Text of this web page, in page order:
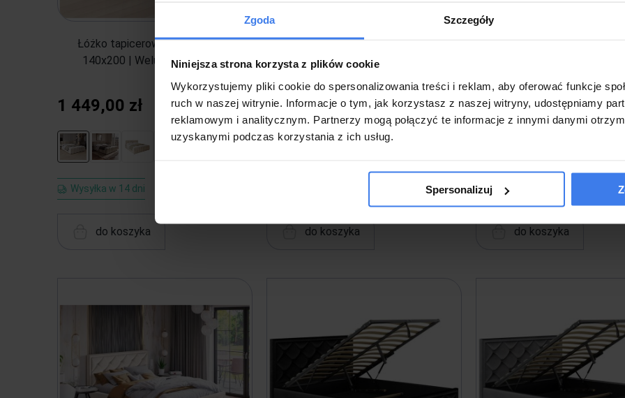
Zgoda Szczegóły
Niniejsza strona korzysta z plików cookie
Wykorzystujemy pliki cookie do spersonalizowania treści i reklam, aby oferować funkcje
ruch w naszej witrynie. Informacje o tym, jak korzystasz z naszej witryny, udostępniamy
reklamowym i analitycznym. Partnerzy mogą połączyć te informacje z innymi danymi
uzyskanymi podczas korzystania z ich usług.
Spersonalizuj
Łóżko tapicerowane SF1078P |
140x200 | Welur | Beżowy #3
1 449,00 zł
Wysyłka w 14 dni
do koszyka
Łóżko tapicerowane z pojemnikiem LB-
45P | 120x200 | Welur | Beżowy
1 630,00 zł
do koszyka
1 630,00 zł
Wysyłka w 13 dni
do koszyka